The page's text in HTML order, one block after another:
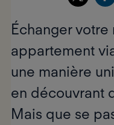
Échanger
appartement
une manière
en découvrant
Mais que se